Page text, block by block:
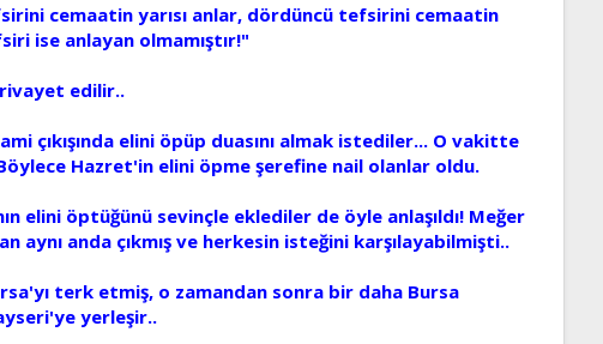
cemaatin yarısı anlar, dördüncü tefsirini cemaatin
ise anlayan olmamıştır!"
rivayet edilir..
çıkışında elini öpüp duasını almak istediler... O vakitte
Böylece Hazret'in elini öpme şerefine nail olanlar oldu.
elini öptüğünü sevinçle eklediler de öyle anlaşıldı! Meğer
aynı anda çıkmış ve herkesin isteğini karşılayabilmişti..
terk etmiş, o zamandan sonra bir daha Bursa
yerleşir..